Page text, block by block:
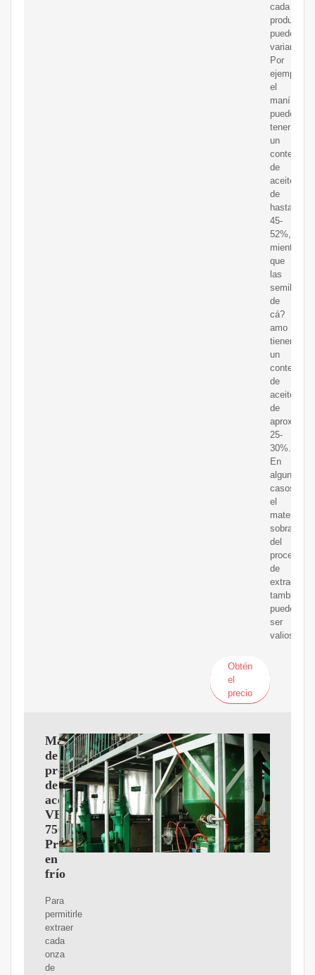
cada
producto
puede
variar.
Por
ejemplo,
el
maní
puede
tener
un
contenido
de
aceite
de
hasta
45-
52%,
mientras
que
las
semillas
de
cá?
amo
tienen
un
contenido
de
aceite
de
25-
30%.
En
algunos
casos,
el
material
sobrante
del
proceso
de
extracción
también
puede
ser
valioso.
Obtén
el
precio
Máquina
de
prensa
de
aceite
VEVOR
750W
Prensa
en
frío
Para
permitirle
extraer
cada
onza
de